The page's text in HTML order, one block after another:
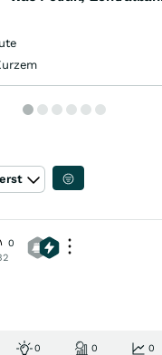
0
0 0 0